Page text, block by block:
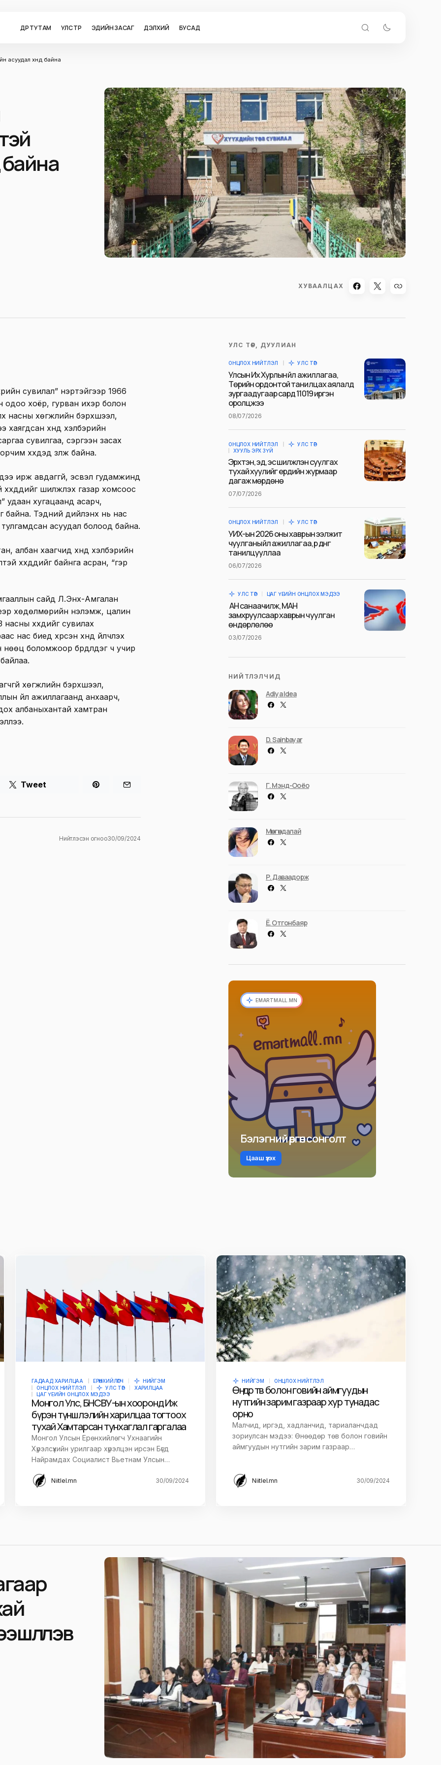
ӨДӨР ТУТАМ УЛС ТӨР ЭДИЙН ЗАСАГ ДЭЛХИЙ БУСАД
асуудал хүнд байна
байна
ХУВААЛЦАХ
сувилал” нэртэйгээр 1966
одоо хоёр, гурван ихэр болон
насны хөгжлийн бэрхшээл,
хаягдсан хүнд хэлбэрийн
сувилгаа, сэргээн засах
хүүхдэд үзүүлж байна.
ирж авдаггүй, эсвэл гудамжинд
шилжүүлэх газар хомсоос
удаан хугацаанд асарч,
байна. Тэдний дийлэнх нь нас
асуудал болоод байна.
албан хаагчид хүнд хэлбэрийн
хүүхдүүдийг байнга асран, “гэр
сайд Л.Энх-Амгалан
хөдөлмөрийн үнэлэмж, цалин
хүүхдийг сувилах
нас биед хүрсэн хүнд үйлчлэх
боломжоор бүрдүүлдэг ч учир
хөгжлийн бэрхшээл,
үйл ажиллагаанд анхаарч,
албаныхантай хамтран
Tweet
Нийтлэсэн огноо30/09/2024
УЛС ТӨР, ДУУЛИАН
ОНЦЛОХ НИЙТЛЭЛ УЛС ТӨР
Улсын Их Хурлын үйл ажиллагаа,
Төрийн ордонтой танилцах аялалд
зургаадугаар сард 11019 иргэн
оролцжээ
08/07/2026
ОНЦЛОХ НИЙТЛЭЛ
УЛС ТӨР
ХУУЛЬ ЭРХ ЗҮЙ
Эрхтэн, эд, эс шилжүүлэн суулгах
тухай хуулийг ердийн журмаар
дагаж мөрдөнө
07/07/2026
ОНЦЛОХ НИЙТЛЭЛ УЛС ТӨР
УИХ-ын 2026 оны хаврын ээлжит
чуулганы үйл ажиллагаа, үр дүнг
танилцууллаа
06/07/2026
УЛС ТӨР ЦАГ ҮЕИЙН ОНЦЛОХ МЭДЭЭ
АН санаачилж, МАН
замхруулсаар хаврын чуулган
өндөрлөлөө
03/07/2026
НИЙТЛЭЛЧИД
Adiya Idea
D. Sainbayar
Г. Мэнд-Ооёо
Мөнгөндалай
Р. Даваадорж
Ё. Отгонбаяр
EMARTMALL.MN
Бэлэгний өргөн сонголт
Цааш үзэх
ГАДААД ХАРИЛЦАА ЕРӨНХИЙЛӨГЧ
НИЙГЭМ
ОНЦЛОХ НИЙТЛЭЛ
УЛС ТӨР
ХАРИЛЦАА
ЦАГ ҮЕИЙН ОНЦЛОХ МЭДЭЭ
Монгол Улс, БНСВУ-ын хооронд Иж
бүрэн түншлэлийн харилцаа тогтоох
тухай Хамтарсан тунхаглал гаргалаа
Монгол Улсын Ерөнхийлөгч Ухнаагийн
Хүрэлсүхийн урилгаар хүрэлцэн ирсэн Бүгд
Найрамдах Социалист Вьетнам Улсын…
Niitlel.mn 30/09/2024
НИЙГЭМ ОНЦЛОХ НИЙТЛЭЛ
Өнөөдөр төв болон говийн аймгуудын
нутгийн зарим газраар хур тунадас
орно
Малчид, иргэд, хадланчид, тариаланчдад
зориулсан мэдээ: Өнөөдөр төв болон говийн
аймгуудын нутгийн зарим газраар…
Niitlel.mn 30/09/2024